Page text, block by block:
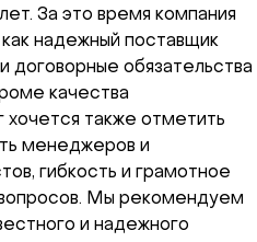
За это время компания
надежный поставщик
договорные обязательства
качества
хочется также отметить
менеджеров и
гибкость и грамотное
Мы рекомендуем
и надежного